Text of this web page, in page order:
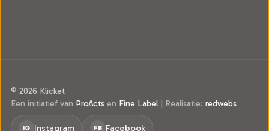
© 2026 Klicket
Een initiatief van ProActs en Fine Label | Realisatie: redwebs
IG Instagram FB Facebook